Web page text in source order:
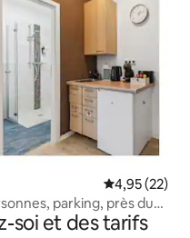
Évaluation
4,95 (22)
parking, près du
soi et des tarifs